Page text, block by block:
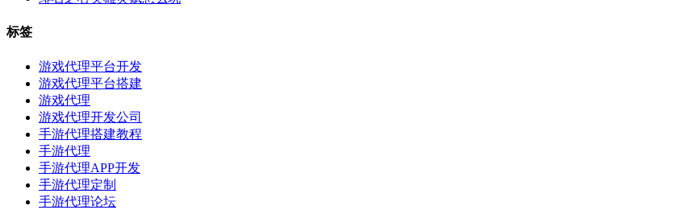
标签
游戏代理平台开发
游戏代理平台搭建
游戏代理
游戏代理开发公司
手游代理搭建教程
手游代理
手游代理APP开发
手游代理定制
手游代理论坛